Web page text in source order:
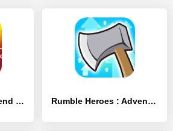
Dragon Warrior Legend Champion - [Взлом/МОД Много денег] Rumble Heroes : Adventure RPG - [Взлом/МОД Бесконечные деньги]